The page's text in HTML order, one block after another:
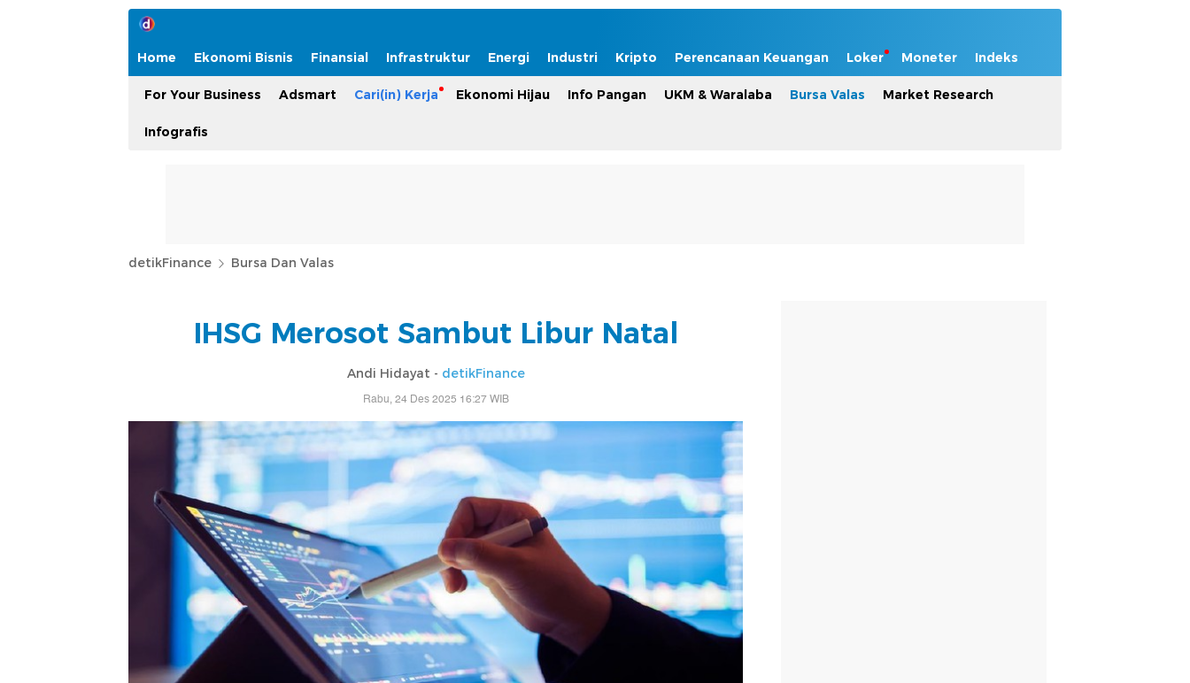
Home Ekonomi Bisnis Finansial Infrastruktur Energi Industri Kripto Perencanaan Keuangan Loker Moneter Indeks
For Your Business Adsmart Cari(in) Kerja Ekonomi Hijau Info Pangan UKM & Waralaba Bursa Valas Market Research
Infografis
detikFinance Bursa Dan Valas
IHSG Merosot Sambut Libur Natal
Andi Hidayat - detikFinance
Rabu, 24 Des 2025 16:27 WIB